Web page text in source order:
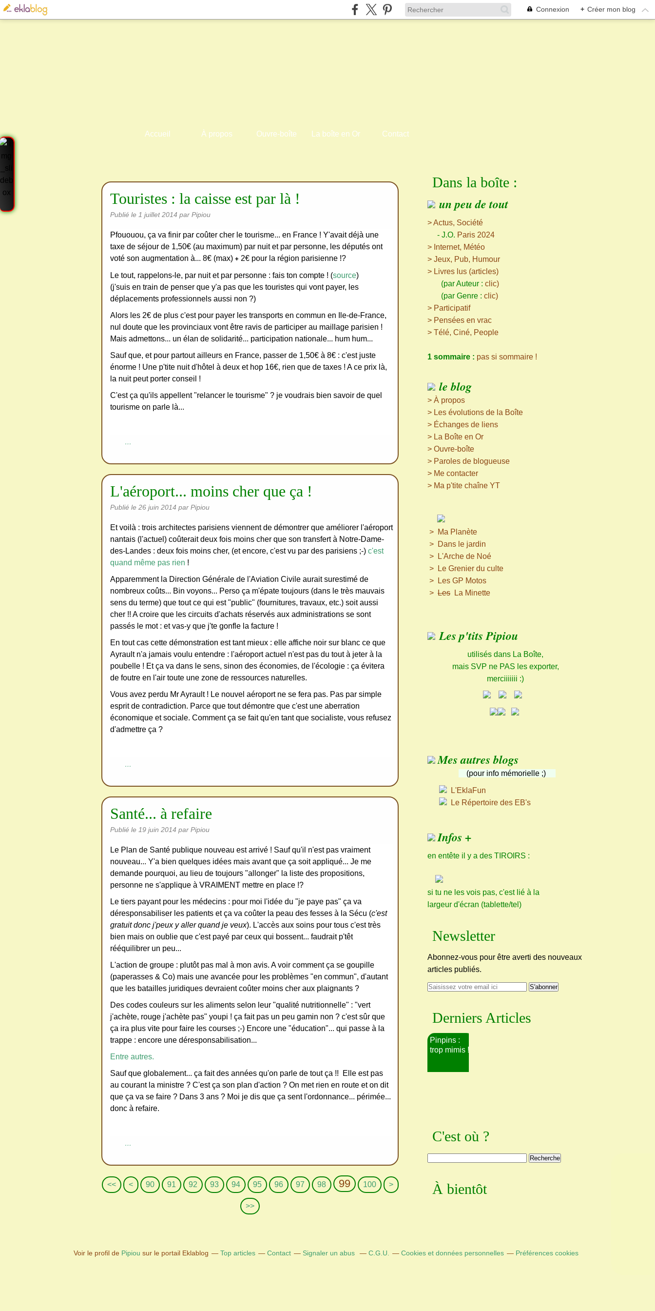
Connexion + Créer mon blog
Accueil À propos Ouvre-boîte La boîte en Or Contact
Touristes : la caisse est par là !
Publié le 1 juillet 2014 par Pipiou
Pfououou, ça va finir par coûter cher le tourisme... en France ! Y'avait déjà une
taxe de séjour de 1,50€ (au maximum) par nuit et par personne, les députés ont
voté son augmentation à... 8€ (max) + 2€ pour la région parisienne !?
Le tout, rappelons-le, par nuit et par personne : fais ton compte ! (source)
(j'suis en train de penser que y'a pas que les touristes qui vont payer, les
déplacements professionnels aussi non ?)
Alors les 2€ de plus c'est pour payer les transports en commun en Ile-de-France,
nul doute que les provinciaux vont être ravis de participer au maillage parisien !
Mais admettons... un élan de solidarité... participation nationale... hum hum...
Sauf que, et pour partout ailleurs en France, passer de 1,50€ à 8€ : c'est juste
énorme ! Une p'tite nuit d'hôtel à deux et hop 16€, rien que de taxes ! A ce prix là,
la nuit peut porter conseil !
C'est ça qu'ils appellent "relancer le tourisme" ? je voudrais bien savoir de quel
tourisme on parle là...
…
L'aéroport... moins cher que ça !
Publié le 26 juin 2014 par Pipiou
Et voilà : trois architectes parisiens viennent de démontrer que améliorer l'aéroport
nantais (l'actuel) coûterait deux fois moins cher que son transfert à Notre-Dame-
des-Landes : deux fois moins cher, (et encore, c'est vu par des parisiens ;-) c'est
quand même pas rien !
Apparemment la Direction Générale de l'Aviation Civile aurait surestimé de
nombreux coûts... Bin voyons... Perso ça m'épate toujours (dans le très mauvais
sens du terme) que tout ce qui est "public" (fournitures, travaux, etc.) soit aussi
cher !! A croire que les circuits d'achats réservés aux administrations se sont
passés le mot : et vas-y que j'te gonfle la facture !
En tout cas cette démonstration est tant mieux : elle affiche noir sur blanc ce que
Ayrault n'a jamais voulu entendre : l'aéroport actuel n'est pas du tout à jeter à la
poubelle ! Et ça va dans le sens, sinon des économies, de l'écologie : ça évitera
de foutre en l'air toute une zone de ressources naturelles.
Vous avez perdu Mr Ayrault ! Le nouvel aéroport ne se fera pas. Pas par simple
esprit de contradiction. Parce que tout démontre que c'est une aberration
économique et sociale. Comment ça se fait qu'en tant que socialiste, vous refusez
d'admettre ça ?
…
Santé... à refaire
Publié le 19 juin 2014 par Pipiou
Le Plan de Santé publique nouveau est arrivé ! Sauf qu'il n'est pas vraiment
nouveau... Y'a bien quelques idées mais avant que ça soit appliqué... Je me
demande pourquoi, au lieu de toujours "allonger" la liste des propositions,
personne ne s'applique à VRAIMENT mettre en place !?
Le tiers payant pour les médecins : pour moi l'idée du "je paye pas" ça va
déresponsabiliser les patients et ça va coûter la peau des fesses à la Sécu (c'est
gratuit donc j'peux y aller quand je veux). L'accès aux soins pour tous c'est très
bien mais on oublie que c'est payé par ceux qui bossent... faudrait p'têt
rééquilibrer un peu...
L'action de groupe : plutôt pas mal à mon avis. A voir comment ça se goupille
(paperasses & Co) mais une avancée pour les problèmes "en commun", d'autant
que les batailles juridiques devraient coûter moins cher aux plaignants ?
Des codes couleurs sur les aliments selon leur "qualité nutritionnelle" : "vert
j'achète, rouge j'achète pas" youpi ! ça fait pas un peu gamin non ? c'est sûr que
ça ira plus vite pour faire les courses ;-) Encore une "éducation"... qui passe à la
trappe : encore une déresponsabilisation...
Entre autres.
Sauf que globalement... ça fait des années qu'on parle de tout ça !! Elle est pas
au courant la ministre ? C'est ça son plan d'action ? On met rien en route et on dit
que ça va se faire ? Dans 3 ans ? Moi je dis que ça sent l'ordonnance... périmée...
donc à refaire.
…
<< <
1
2
3
4
5
6
7
8
90 91 92 93 94 95 96 97 98 99 100 >
>>
Dans la boîte :
un peu de tout
> Actus, Société
- J.O. Paris 2024
> Internet, Météo
> Jeux, Pub, Humour
> Livres lus (articles)
(par Auteur : clic)
(par Genre : clic)
> Participatif
> Pensées en vrac
> Télé, Ciné, People
1 sommaire : pas si sommaire !
le blog
> À propos
> Les évolutions de la Boîte
> Échanges de liens
> La Boîte en Or
> Ouvre-boîte
> Paroles de blogueuse
> Me contacter
> Ma p'tite chaîne YT
> Ma Planète
> Dans le jardin
>
L'Arche de Noé
>
Le Grenier du culte
>
Les GP Motos
> Les La Minette
Les p'tits Pipiou
utilisés dans La Boîte,
mais SVP ne PAS les exporter,
merciiiiiii :)
Mes autres blogs
(pour info mémorielle ;)
L'EklaFun
Le Répertoire des EB's
Infos +
en entête il y a des TIROIRS :
si tu ne les vois pas, c'est lié à la
largeur d'écran (tablette/tel)
Newsletter
Abonnez-vous pour être averti des nouveaux
articles publiés.
Derniers Articles
Pinpins :
trop mimis !
C'est où ?
À bientôt
Voir le profil de Pipiou sur le portail Eklablog Top articles Contact Signaler un abus C.G.U. Cookies et données personnelles Préférences cookies